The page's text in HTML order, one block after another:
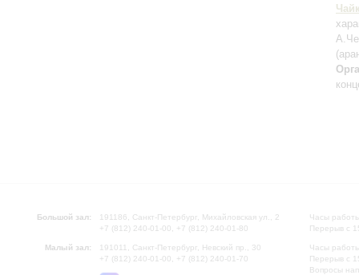
Большой зал:
191186, Санкт-Петербург, Михайловская ул., 2
+7 (812) 240-01-00, +7 (812) 240-01-80
Малый зал:
191011, Санкт-Петербург, Невский пр., 30
+7 (812) 240-01-00, +7 (812) 240-01-70
Часы
Перерыв с
Часы
Перерыв с
Вопросы